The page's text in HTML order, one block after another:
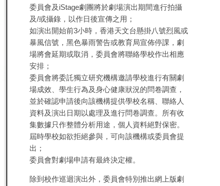
委員會及iStage劇團將於劇場演出期間進行拍攝
及/或攝錄，以作日後宣傳之用；
如演出開始前3小時，香港天文台懸掛八號烈風或
暴風信號，黑色暴雨警告或教育局宣佈停課，劇
場將會延期或取消，委員會將聯絡學校作出相應
安排；
委員會將委託獨立研究機構邀請學校進行有關劇
場成效、學生行為及身心健康狀況的問卷調查，
並於確認申請後向該機構提供學校名稱、聯絡人
資料及演出日期以處理及進行問卷調查。所有收
集數據只作整體分析用途，個人資料絕對保密。
屆時學校如欲拒絕參與，可向該機構或委員會提
出；
委員會對劇場申請有最終決定權。
除到校作巡迴演出外，委員會特別推出網上版劇